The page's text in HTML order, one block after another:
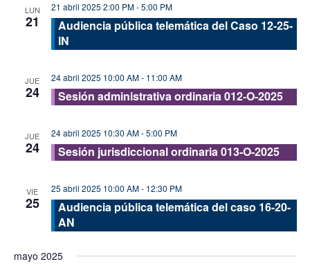
LUN
21
21 abril 2025 2:00 PM-5:00 PM
Audiencia pública telemática del Caso 12-25-
IN
JUE
24
24 abril 2025 10:00 AM- 11:00 AM
Sesión administrativa ordinaria 012-O-2025
JUE
24
24 abril 2025 10:30 AM-5:00 PM
Sesión jurisdiccional ordinaria 013-O-2025
VIE
25
25 abril 2025 10:00 AM- 12:30 PM
Audiencia pública telemática del caso 16-20-
AN
mayo 2025